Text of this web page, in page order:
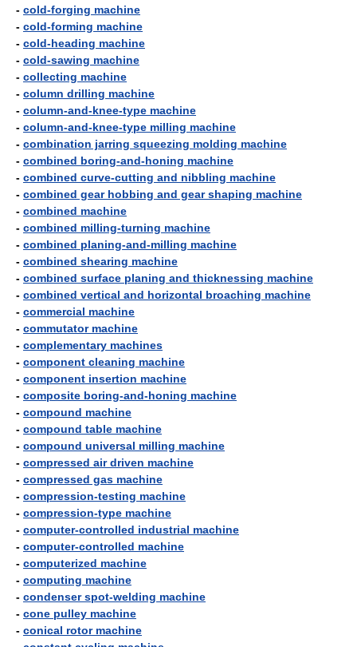
- cold-forging machine
- cold-forming machine
- cold-heading machine
- cold-sawing machine
- collecting machine
- column drilling machine
- column-and-knee-type machine
- column-and-knee-type milling machine
- combination jarring squeezing molding machine
- combined boring-and-honing machine
- combined curve-cutting and nibbling machine
- combined gear hobbing and gear shaping machine
- combined machine
- combined milling-turning machine
- combined planing-and-milling machine
- combined shearing machine
- combined surface planing and thicknessing machine
- combined vertical and horizontal broaching machine
- commercial machine
- commutator machine
- complementary machines
- component cleaning machine
- component insertion machine
- composite boring-and-honing machine
- compound machine
- compound table machine
- compound universal milling machine
- compressed air driven machine
- compressed gas machine
- compression-testing machine
- compression-type machine
- computer-controlled industrial machine
- computer-controlled machine
- computerized machine
- computing machine
- condenser spot-welding machine
- cone pulley machine
- conical rotor machine